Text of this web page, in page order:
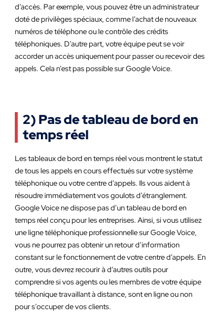
d’accès. Par exemple, vous pouvez être un administrateur
doté de privilèges spéciaux, comme l’achat de nouveaux
numéros de téléphone ou le contrôle des crédits
téléphoniques. D’autre part, votre équipe peut se voir
accorder un accès uniquement pour passer ou recevoir des
appels. Cela n’est pas possible sur Google Voice.
2) Pas de tableau de bord en
temps réel
Les tableaux de bord en temps réel vous montrent le statut
de tous les appels en cours effectués sur votre système
téléphonique ou votre centre d’appels. Ils vous aident à
résoudre immédiatement vos goulots d’étranglement.
Google Voice ne dispose pas d’un tableau de bord en
temps réel conçu pour les entreprises. Ainsi, si vous utilisez
une ligne téléphonique professionnelle sur Google Voice,
vous ne pourrez pas obtenir un retour d’information
constant sur le fonctionnement de votre centre d’appels. En
outre, vous devrez recourir à d’autres outils pour
comprendre si vos agents ou les membres de votre équipe
téléphonique travaillant à distance, sont en ligne ou non
pour s’occuper de vos clients.